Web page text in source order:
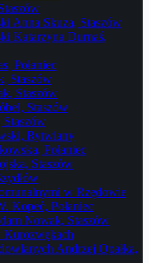
Anna Skuza, Staszów
Katarzyna Durnaś,
Połaniec
Staszów
Staszów
Staszów
Rytwiany
Połaniec
Staszów
w Rzędowie
Kopeć, Połaniec
Nowak, Staszów
Kurozwękach
Andrzej Opałka,